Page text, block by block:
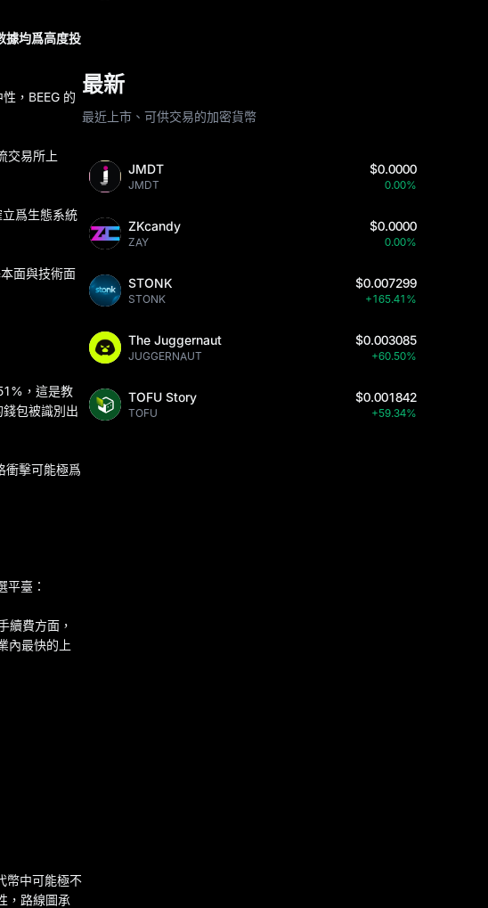
據均爲高度投
，BEEG 的
交易所上
爲生態系統
面與技術面
，這是教
包被識別出
衝擊可能極爲
平臺：
續費方面，
內最快的上
幣中可能極不
，路線圖承
最新
最近上市、可供交易的加密貨幣
JMDT
JMDT
$0.0000
0.00%
ZKcandy
ZAY
$0.0000
0.00%
STONK
STONK
$0.007299
+165.41%
The Juggernaut
JUGGERNAUT
$0.003085
+60.50%
TOFU Story
TOFU
$0.001842
+59.34%